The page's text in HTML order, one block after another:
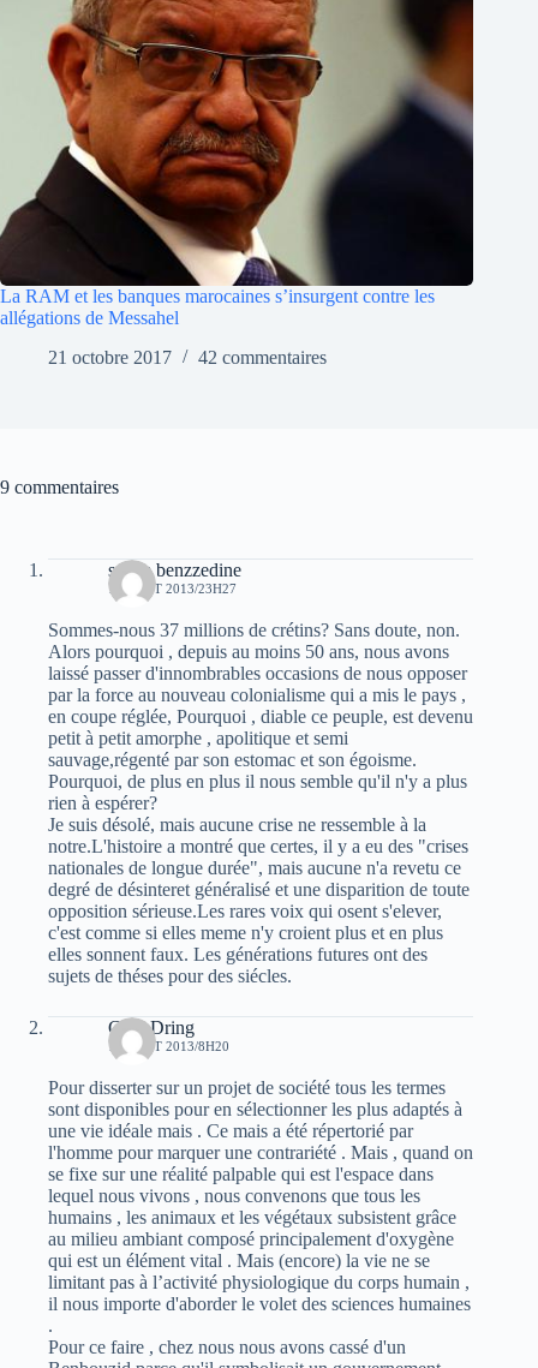
La RAM et les banques marocaines s’insurgent contre les
allégations de Messahel
21 octobre 2017
42 commentaires
9 commentaires
salam benzzedine
17 AOÛT 2013/23H27
Sommes-nous 37 millions de crétins? Sans doute, non.
Alors pourquoi , depuis au moins 50 ans, nous avons
laissé passer d'innombrables occasions de nous opposer
par la force au nouveau colonialisme qui a mis le pays ,
en coupe réglée, Pourquoi , diable ce peuple, est devenu
petit à petit amorphe , apolitique et semi
sauvage,régenté par son estomac et son égoisme.
Pourquoi, de plus en plus il nous semble qu'il n'y a plus
rien à espérer?
Je suis désolé, mais aucune crise ne ressemble à la
notre.L'histoire a montré que certes, il y a eu des "crises
nationales de longue durée", mais aucune n'a revetu ce
degré de désinteret généralisé et une disparition de toute
opposition sérieuse.Les rares voix qui osent s'elever,
c'est comme si elles meme n'y croient plus et en plus
elles sonnent faux. Les générations futures ont des
sujets de théses pour des siécles.
Guel Dring
18 AOÛT 2013/8H20
Pour disserter sur un projet de société tous les termes
sont disponibles pour en sélectionner les plus adaptés à
une vie idéale mais . Ce mais a été répertorié par
l'homme pour marquer une contrariété . Mais , quand on
se fixe sur une réalité palpable qui est l'espace dans
lequel nous vivons , nous convenons que tous les
humains , les animaux et les végétaux subsistent grâce
au milieu ambiant composé principalement d'oxygène
qui est un élément vital . Mais (encore) la vie ne se
limitant pas à l’activité physiologique du corps humain ,
il nous importe d'aborder le volet des sciences humaines
.
Pour ce faire , chez nous nous avons cassé d'un